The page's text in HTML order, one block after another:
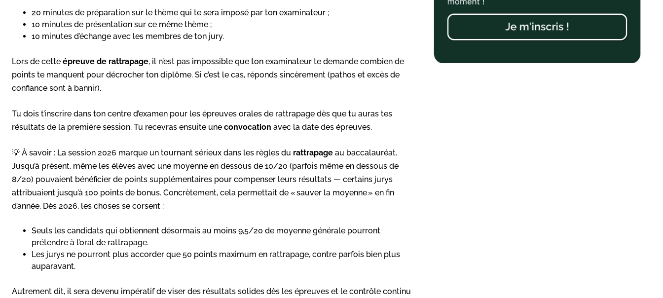
20 minutes de préparation sur le thème qui te sera imposé par ton examinateur ;
10 minutes de présentation sur ce même thème ;
10 minutes d’échange avec les membres de ton jury.
Lors de cette épreuve de rattrapage, il n’est pas impossible que ton examinateur te demande combien de
points te manquent pour décrocher ton diplôme. Si c’est le cas, réponds sincèrement (pathos et excès de
confiance sont à bannir).
Tu dois t’inscrire dans ton centre d’examen pour les épreuves orales de rattrapage dès que tu auras tes
résultats de la première session. Tu recevras ensuite une convocation avec la date des épreuves.
💡 À savoir : La session 2026 marque un tournant sérieux dans les règles du rattrapage au baccalauréat.
Jusqu’à présent, même les élèves avec une moyenne en dessous de 10/20 (parfois même en dessous de
8/20) pouvaient bénéficier de points supplémentaires pour compenser leurs résultats — certains jurys
attribuaient jusqu’à 100 points de bonus. Concrètement, cela permettait de « sauver la moyenne » en fin
d’année. Dès 2026, les choses se corsent :
Seuls les candidats qui obtiennent désormais au moins 9,5/20 de moyenne générale pourront
prétendre à l’oral de rattrapage.
Les jurys ne pourront plus accorder que 50 points maximum en rattrapage, contre parfois bien plus
auparavant.
Autrement dit, il sera devenu impératif de viser des résultats solides dès les épreuves et le contrôle continu